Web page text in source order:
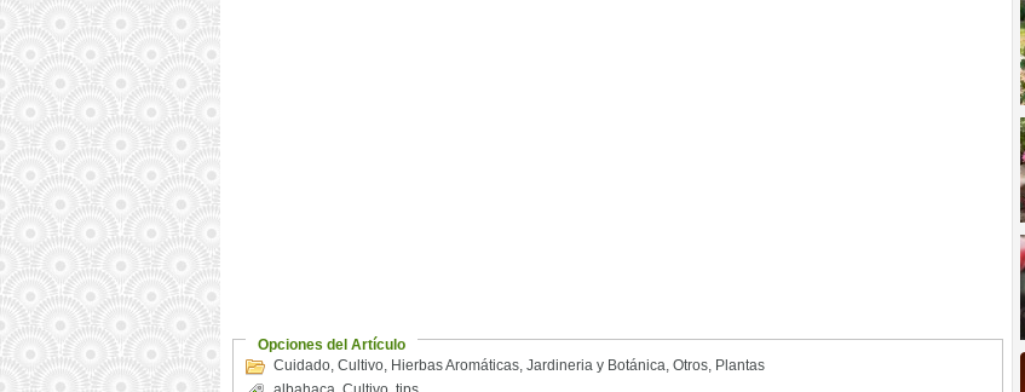
Opciones del Artículo
Cuidado, Cultivo, Hierbas Aromáticas, Jardineria y Botánica, Otros, Plantas